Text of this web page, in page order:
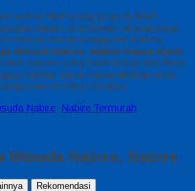
warna hitam yang gelap di jubah
dalam simbolisasi rahasia yang
mereka meniti pengajaran di kursi
Wisuda Nabire, Nabire Papua Barat
sarjana yang bakal keluar dari dunia
berikan serta mempraktikkan ilmu
kini mereka temukan.
Nabire, Nabire Termurah
Wisuda Nabire, Nabire
Rekomendasi